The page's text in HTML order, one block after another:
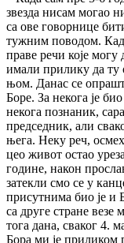
звезда нисам могао
са ове говорнице
тужним поводом.
праве речи које
имали прилику да ту
њом. Данас се
Боре. За некога је
некога познаник,
председник, али
њега. Неку реч,
цео живот остао
године, након
затекли смо се у
присутнима био је и
са друге стране везе
тога дана, сваког 4.
Бора ми је приликом